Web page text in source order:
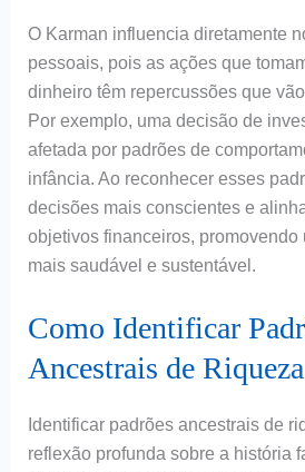
O Karman influencia diretamente
pessoais, pois as ações que
dinheiro têm repercussões que
Por exemplo, uma decisão de
afetada por padrões de
infância. Ao reconhecer esses
decisões mais conscientes e
objetivos financeiros, promovendo
mais saudável e sustentável.
Como Identificar
Ancestrais de Riqueza
Identificar padrões ancestrais de
reflexão profunda sobre a história